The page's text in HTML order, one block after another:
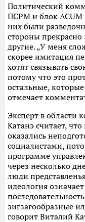
Политический
ПСРМ и блок ACUM
них были
стороны прекрасно
другие. „У меня
скорее имитация
хотят связывать
потому что это
остальные,
отмечает
Эксперт в области
Катанэ считает,
оказались
социалистами,
программе
через несколько
люди
идеология
зигзагообразные
говорит Виталий